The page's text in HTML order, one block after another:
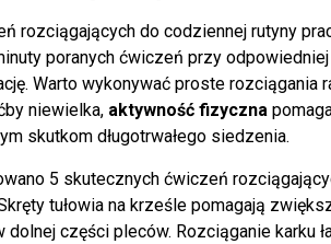
rozciągających do codziennej rutyny
poranych ćwiczeń przy
Warto wykonywać proste rozciągania
niewielka, aktywność fizyczna
skutkom długotrwałego siedzenia.
5 skutecznych ćwiczeń
tułowia na krześle pomagają
dolnej części pleców. Rozciąganie karku